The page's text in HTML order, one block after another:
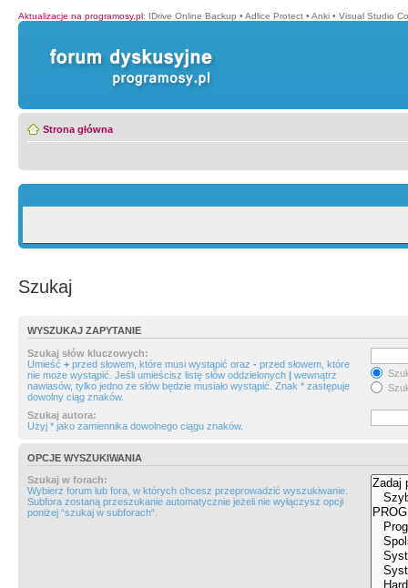
Aktualizacje na programosy.pl: IDrive Online Backup • Adlice Protect • Anki • Visual Studio
Strona główna
Szukaj
WYSZUKAJ ZAPYTANIE
Szukaj słów kluczowych:
Umieść + przed słowem, które musi wystąpić oraz - przed słowem, które
nie może wystąpić. Jeśli umieścisz listę słów oddzielonych | wewnątrz
nawiasów, tylko jedno ze słów będzie musiało wystąpić. Znak * zastępuje
dowolny ciąg znaków.
Szukaj autora:
Użyj * jako zamiennika dowolnego ciągu znaków.
OPCJE WYSZUKIWANIA
Szukaj w forach:
Wybierz forum lub fora, w których chcesz przeprowadzić wyszukiwanie.
Subfora zostaną przeszukanie automatycznie jeżeli nie wyłączysz opcji
poniżej “szukaj w subforach“.